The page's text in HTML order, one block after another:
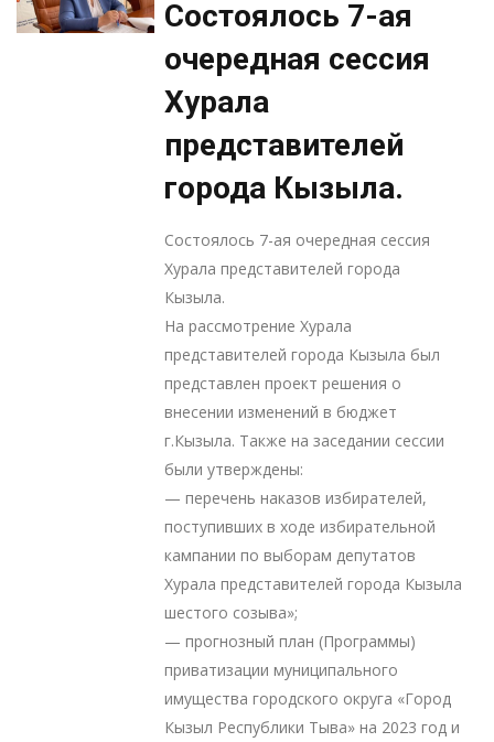
Состоялось 7-ая
очередная сессия
Хурала
представителей
города Кызыла.
Состоялось 7-ая очередная сессия
Хурала представителей города
Кызыла.
На рассмотрение Хурала
представителей города Кызыла был
представлен проект решения о
внесении изменений в бюджет
г.Кызыла. Также на заседании сессии
были утверждены:
— перечень наказов избирателей,
поступивших в ходе избирательной
кампании по выборам депутатов
Хурала представителей города Кызыла
шестого созыва»;
— прогнозный план (Программы)
приватизации муниципального
имущества городского округа «Город
Кызыл Республики Тыва» на 2023 год и